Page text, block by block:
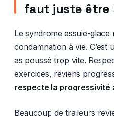
faut juste être
Le syndrome essuie-glace
condamnation à vie. C’est
as poussé trop vite.
exercices, reviens
respecte la progressivité
Beaucoup de traileurs